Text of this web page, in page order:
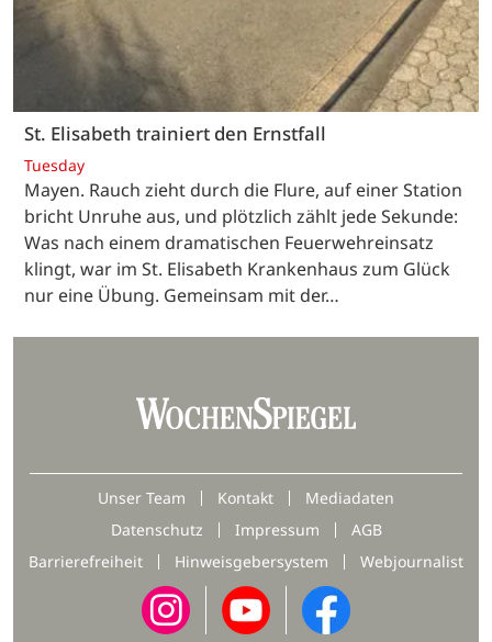
St. Elisabeth trainiert den Ernstfall
Tuesday
Mayen. Rauch zieht durch die Flure, auf einer Station
bricht Unruhe aus, und plötzlich zählt jede Sekunde:
Was nach einem dramatischen Feuerwehreinsatz
klingt, war im St. Elisabeth Krankenhaus zum Glück
nur eine Übung. Gemeinsam mit der…
Unser Team Kontakt
Mediadaten
Datenschutz
Impressum
AGB
Barrierefreiheit
Hinweisgebersystem Webjournalist